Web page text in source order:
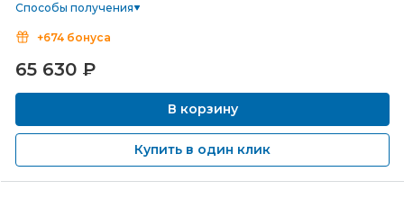
Способы получения
+674 бонуса
65 630 ₽
В корзину
Купить в один клик